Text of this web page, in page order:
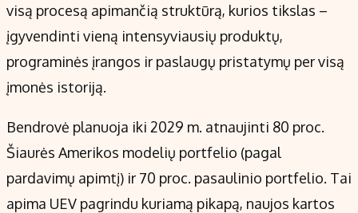
visą procesą apimančią struktūrą, kurios tikslas –
įgyvendinti vieną intensyviausių produktų,
programinės įrangos ir paslaugų pristatymų per visą
įmonės istoriją.
Bendrovė planuoja iki 2029 m. atnaujinti 80 proc.
Šiaurės Amerikos modelių portfelio (pagal
pardavimų apimtį) ir 70 proc. pasaulinio portfelio. Tai
apima UEV pagrindu kuriamą pikapą, naujos kartos